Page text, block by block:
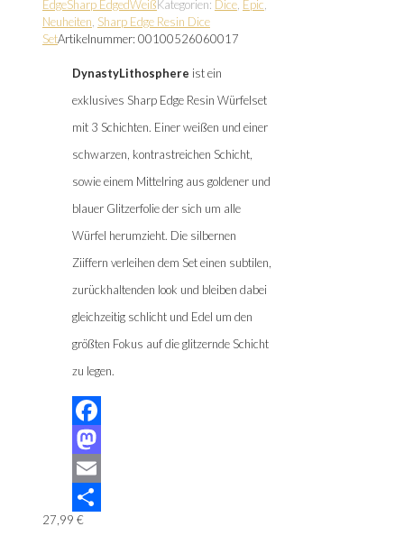
EdgeSharp EdgedWeißKategorien: Dice, Epic
Neuheiten Sharp Edge Resin Dice
SetArtikelnummer: 00100526060017
DynastyLithosphere ist ein
exklusives Sharp Edge Resin Würfelset
mit 3 Schichten. Einer weißen und einer
schwarzen, kontrastreichen Schicht,
sowie einem Mittelring aus goldener und
blauer Glitzerfolie der sich um alle
Würfel herumzieht. Die silbernen
Ziiffern verleihen dem Set einen subtilen,
zurückhaltenden look und bleiben dabei
gleichzeitig schlicht und Edel um den
größten Fokus auf die glitzernde Schicht
zu legen.
Facebook
Mastodon
Email
Teilen
27,99 €